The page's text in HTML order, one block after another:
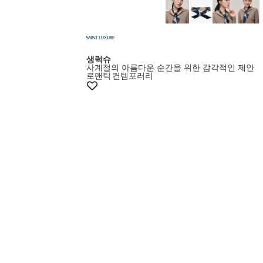
생럭슈
사계절의 아름다운 순간을 위한 감각적인 제안
로맨틱 컨템포러리